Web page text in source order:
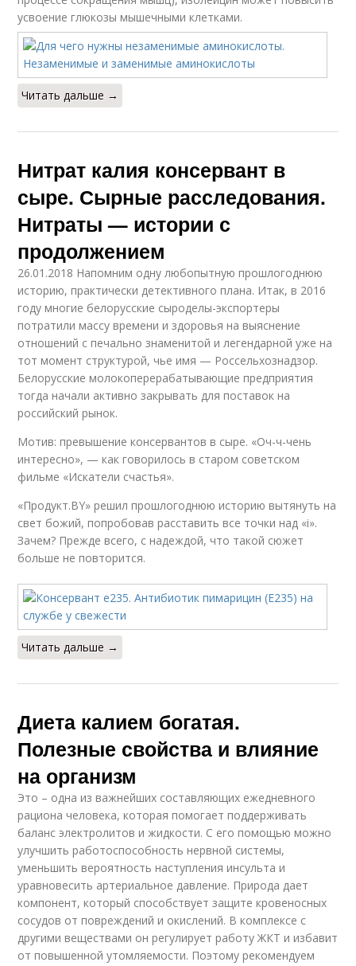
усвоение глюкозы мышечными клетками.
Читать дальше →
Нитрат калия консервант в
сыре. Сырные расследования.
Нитраты — истории с
продолжением
26.01.2018 Напомним одну любопытную прошлогоднюю
историю, практически детективного плана. Итак, в 2016
году многие белорусские сыроделы-экспортеры
потратили массу времени и здоровья на выяснение
отношений с печально знаменитой и легендарной уже на
тот момент структурой, чье имя — Россельхознадзор.
Белорусские молокоперерабатывающие предприятия
тогда начали активно закрывать для поставок на
российский рынок.
Мотив: превышение консервантов в сыре. «Оч-ч-чень
интересно», — как говорилось в старом советском
фильме «Искатели счастья».
«Продукт.BY» решил прошлогоднюю историю вытянуть на
свет божий, попробовав расставить все точки над «i».
Зачем? Прежде всего, с надеждой, что такой сюжет
больше не повторится.
Читать дальше →
Диета калием богатая.
Полезные свойства и влияние
на организм
Это – одна из важнейших составляющих ежедневного
рациона человека, которая помогает поддерживать
баланс электролитов и жидкости. С его помощью можно
улучшить работоспособность нервной системы,
уменьшить вероятность наступления инсульта и
уравновесить артериальное давление. Природа дает
компонент, который способствует защите кровеносных
сосудов от повреждений и окислений. В комплексе с
другими веществами он регулирует работу ЖКТ и избавит
от повышенной утомляемости. Поэтому рекомендуем